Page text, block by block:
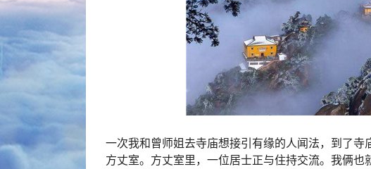
一次我和曾师姐去寺庙想接引有缘的人闻法，到了
方丈室。方丈室里，一位居士正与住持交流。我俩